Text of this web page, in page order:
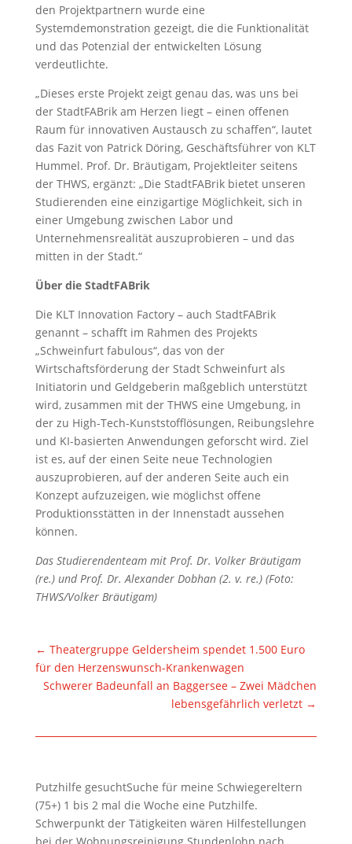
den Projektpartnern wurde eine
Systemdemonstration gezeigt, die die Funktionalität
und das Potenzial der entwickelten Lösung
verdeutlichte.
„Dieses erste Projekt zeigt genau das, was uns bei
der StadtFABrik am Herzen liegt – einen offenen
Raum für innovativen Austausch zu schaffen“, lautet
das Fazit von Patrick Döring, Geschäftsführer von KLT
Hummel. Prof. Dr. Bräutigam, Projektleiter seitens
der THWS, ergänzt: „Die StadtFABrik bietet unseren
Studierenden eine einzigartige Möglichkeit, sich in
einer Umgebung zwischen Labor und
Unternehmensrealität auszuprobieren – und das
mitten in der Stadt.“
Über die StadtFABrik
Die KLT Innovation Factory – auch StadtFABrik
genannt – schafft im Rahmen des Projekts
„Schweinfurt fabulous“, das von der
Wirtschaftsförderung der Stadt Schweinfurt als
Initiatorin und Geldgeberin maßgeblich unterstützt
wird, zusammen mit der THWS eine Umgebung, in
der zu High-Tech-Kunststofflösungen, Reibungslehre
und KI-basierten Anwendungen geforscht wird. Ziel
ist es, auf der einen Seite neue Technologien
auszuprobieren, auf der anderen Seite auch ein
Konzept aufzuzeigen, wie möglichst offene
Produktionsstätten in der Innenstadt aussehen
können.
Das Studierendenteam mit Prof. Dr. Volker Bräutigam
(re.) und Prof. Dr. Alexander Dobhan (2. v. re.) (Foto:
THWS/Volker Bräutigam)
← Theatergruppe Geldersheim spendet 1.500 Euro
für den Herzenswunsch-Krankenwagen
Schwerer Badeunfall an Baggersee – Zwei Mädchen
lebensgefährlich verletzt →
Putzhilfe gesuchtSuche für meine Schwiegereltern
(75+) 1 bis 2 mal die Woche eine Putzhilfe.
Schwerpunkt der Tätigkeiten wären Hilfestellungen
bei der Wohnungsreinigung.Stundenlohn nach